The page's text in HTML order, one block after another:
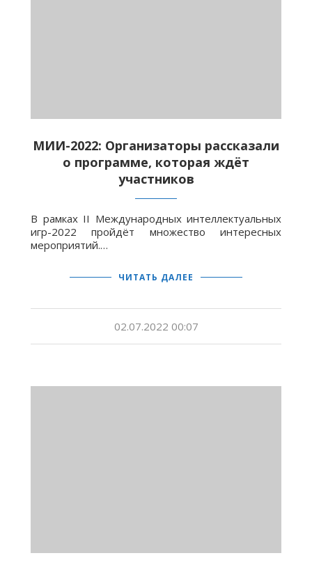
МИИ-2022: Организаторы рассказали
о программе, которая ждёт
участников
В рамках II Международных интеллектуальных
игр-2022 пройдёт множество интересных
мероприятий.…
ЧИТАТЬ ДАЛЕЕ
02.07.2022 00:07